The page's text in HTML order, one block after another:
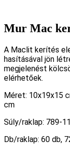
Mur Mac
A Maclit kerítés
hasításával jön
megjelenést
elérhetőek.
Méret: 10x19x15
cm
Súly/raklap: 789-
Db/raklap: 60 db,